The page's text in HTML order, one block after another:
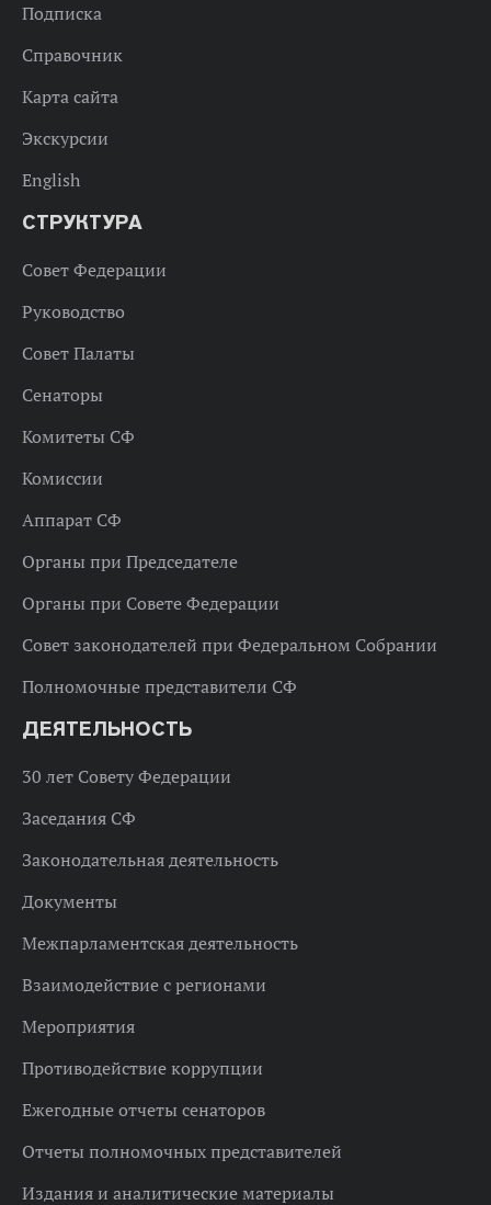
Подписка
Справочник
Карта сайта
Экскурсии
English
СТРУКТУРА
Совет Федерации
Руководство
Совет Палаты
Сенаторы
Комитеты СФ
Комиссии
Аппарат СФ
Органы при Председателе
Органы при Совете Федерации
Совет законодателей при Федеральном Собрании
Полномочные представители СФ
ДЕЯТЕЛЬНОСТЬ
30 лет Совету Федерации
Заседания СФ
Законодательная деятельность
Документы
Межпарламентская деятельность
Взаимодействие с регионами
Мероприятия
Противодействие коррупции
Ежегодные отчеты сенаторов
Отчеты полномочных представителей
Издания и аналитические материалы